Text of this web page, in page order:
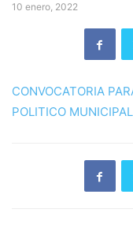
10 enero, 2022
CONVOCATORIA
POLITICO